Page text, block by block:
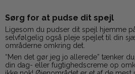
Sørg for at pudse dit spejl
Ligesom du pudser dit spejl hjemme
selvfølgelig også pleje spejlet til din
områderne omkring det.
“Men det gør jeg jo allerede” tænker
din dag- eller fugtighedscreme op